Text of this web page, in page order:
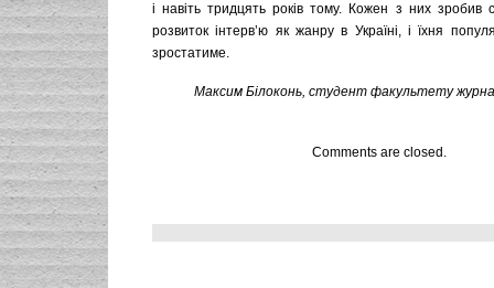
і навіть тридцять років тому. Кожен з них зробив
розвиток інтерв’ю як жанру в Україні, і їхня
зростатиме.
Максим Білоконь, студент факультету
Comments are closed.